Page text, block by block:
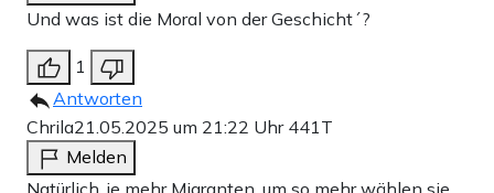
Und was ist die Moral von der Geschicht´?
1
Antworten
Chrila21.05.2025 um 21:22 Uhr 441T
Melden